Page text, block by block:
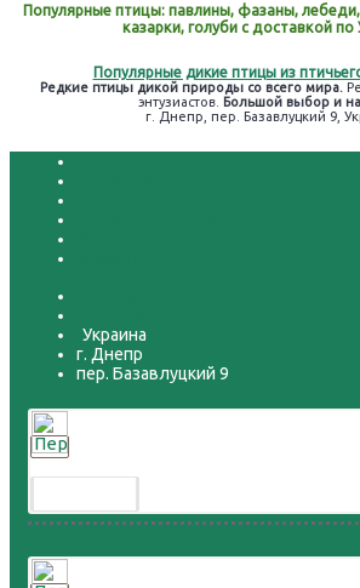
Популярные птицы: павлины, фазаны, лебеди,
казарки, голуби с доставкой по
Популярные дикие птицы из
Редкие птицы дикой природы со всего мира.
энтузиастов. Большой выбор и
г. Днепр, пер. Базавлуцкий 9,
Украина
г. Днепр
пер. Базавлуцкий 9